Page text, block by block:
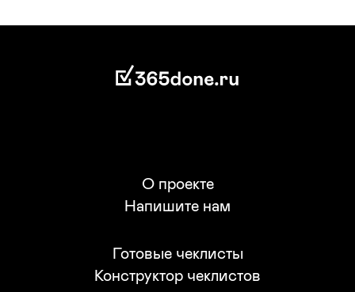
☑365done.ru
О проекте
Напишите нам
Готовые чеклисты
Конструктор чеклистов